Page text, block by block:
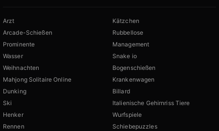
Arzt
Arcade-Schießen
Prominente
Wasser
Weihnachten
Mahjong Solitaire Online
Dunking
Ski
Henker
Rennen
Kätzchen
Rubbellose
Management
Snake io
Bogenschießen
Krankenwagen
Billard
Italienische Gehirnriss Tiere
Wurfspiele
Schiebepuzzles